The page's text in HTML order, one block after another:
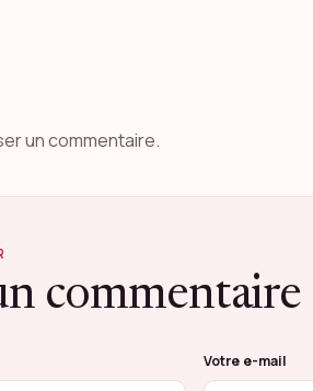
un commentaire.
commentaire
Votre e-mail